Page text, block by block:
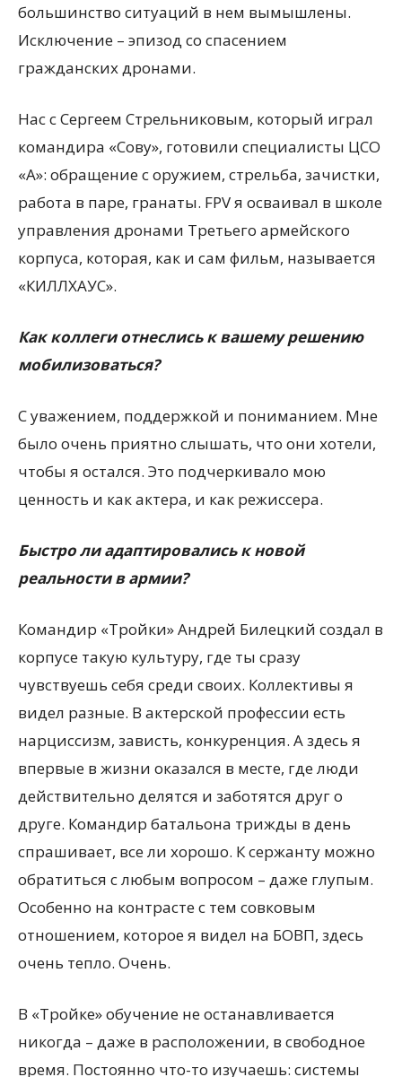
большинство ситуаций в нем вымышлены.
Исключение – эпизод со спасением
гражданских дронами.
Нас с Сергеем Стрельниковым, который играл
командира «Сову», готовили специалисты ЦСО
«А»: обращение с оружием, стрельба, зачистки,
работа в паре, гранаты. FPV я осваивал в школе
управления дронами Третьего армейского
корпуса, которая, как и сам фильм, называется
«КИЛЛХАУС».
Как коллеги отнеслись к вашему решению
мобилизоваться?
С уважением, поддержкой и пониманием. Мне
было очень приятно слышать, что они хотели,
чтобы я остался. Это подчеркивало мою
ценность и как актера, и как режиссера.
Быстро ли адаптировались к новой
реальности в армии?
Командир «Тройки» Андрей Билецкий создал в
корпусе такую культуру, где ты сразу
чувствуешь себя среди своих. Коллективы я
видел разные. В актерской профессии есть
нарциссизм, зависть, конкуренция. А здесь я
впервые в жизни оказался в месте, где люди
действительно делятся и заботятся друг о
друге. Командир батальона трижды в день
спрашивает, все ли хорошо. К сержанту можно
обратиться с любым вопросом – даже глупым.
Особенно на контрасте с тем совковым
отношением, которое я видел на БОВП, здесь
очень тепло. Очень.
В «Тройке» обучение не останавливается
никогда – даже в расположении, в свободное
время. Постоянно что-то изучаешь: системы